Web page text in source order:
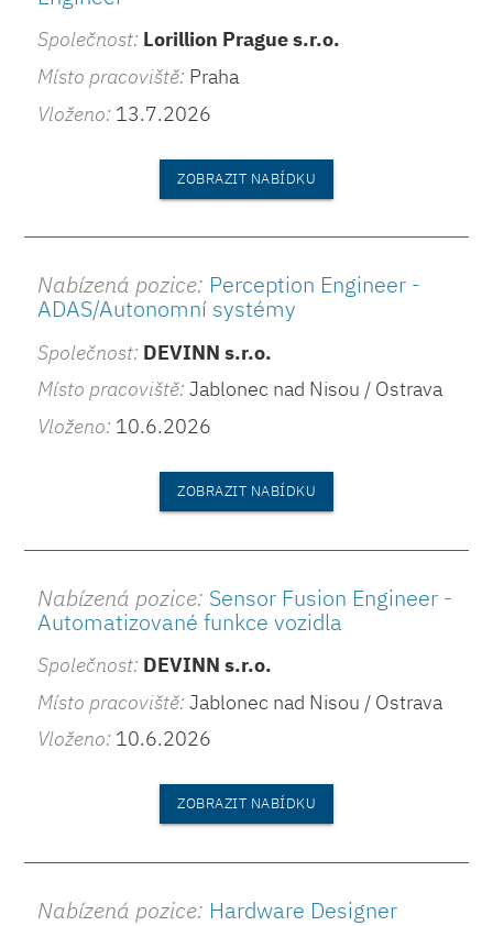
Společnost: Lorillion Prague s.r.o.
Místo pracoviště: Praha
Vloženo: 13.7.2026
ZOBRAZIT NABÍDKU
Nabízená pozice: Perception Engineer -
ADAS/Autonomní systémy
Společnost: DEVINN s.r.o.
Místo pracoviště:Jablonec nad Nisou / Ostrava
Vloženo: 10.6.2026
ZOBRAZIT NABÍDKU
Nabízená pozice: Sensor Fusion Engineer -
Automatizované funkce vozidla
Společnost: DEVINN s.r.o.
Místo pracoviště:Jablonec nad Nisou / Ostrava
Vloženo: 10.6.2026
ZOBRAZIT NABÍDKU
Nabízená pozice: Hardware Designer